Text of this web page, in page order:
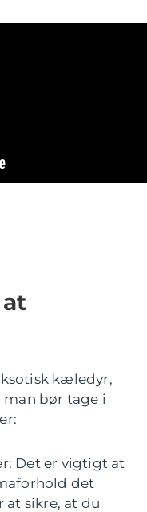
kæledyr,
bør tage i
Det er vigtigt at
det
at sikre, at du